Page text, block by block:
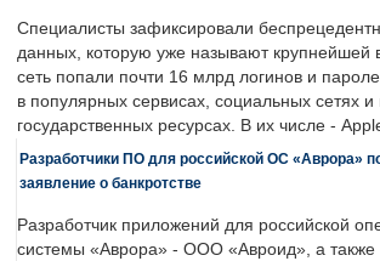
Специалисты зафиксировали
данных, которую уже называют крупнейшей
сеть попали почти 16 млрд логинов и
в популярных сервисах, социальных сетях и
государственных ресурсах. В их числе -
Разработчики ПО для российской ОС «Аврора»
заявление о банкротстве
Разработчик приложений для российской
системы «Аврора» - ООО «Авроид», а также